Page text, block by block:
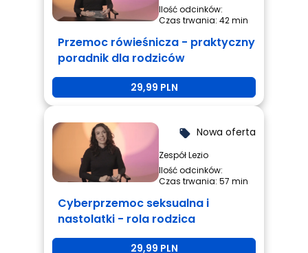
Ilość odcinków:
Czas trwania: 42 min
Przemoc rówieśnicza - praktyczny
poradnik dla rodziców
29,99 PLN
local_offer Nowa oferta
Zespół Lezio
Ilość odcinków:
Czas trwania: 57 min
Cyberprzemoc seksualna i
nastolatki - rola rodzica
29,99 PLN